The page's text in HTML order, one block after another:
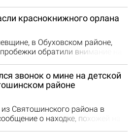
в КО "Муниципальная
патрульные и следственно-
осмотр и изъяли цинк с
экспертизы. Теперь…
краснокнижного орлана
в Обуховском районе,
обратили внимание на
могла подняться в воздух.
в помощи, они
"Усадьба Нюшаник", которое
опеку, и сообщили
Rescue Group.…
звонок о мине на детской
районе
Святошинского района в
о находке, похожей на